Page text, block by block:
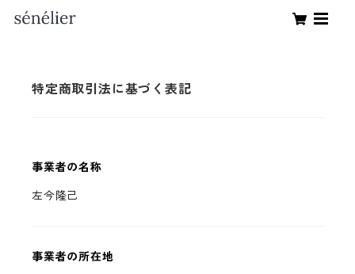
特定商取引法に基づく表記
事業者の名称
左今隆己
事業者の所在地